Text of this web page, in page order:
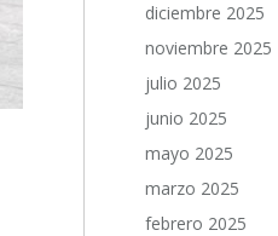
diciembre 2025
noviembre 2025
julio 2025
junio 2025
mayo 2025
marzo 2025
febrero 2025